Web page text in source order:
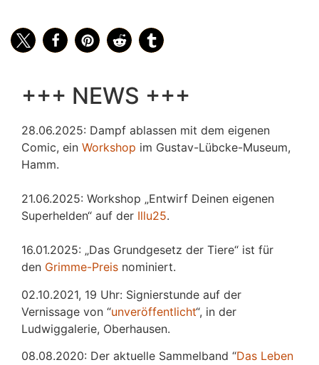
+++ NEWS +++
28.06.2025: Dampf ablassen mit dem eigenen
Comic, ein Workshop im Gustav-Lübcke-Museum,
Hamm.
21.06.2025: Workshop „Entwirf Deinen eigenen
Superhelden“ auf der Illu25.
16.01.2025: „Das Grundgesetz der Tiere“ ist für
den Grimme-Preis nominiert.
02.10.2021, 19 Uhr: Signierstunde auf der
Vernissage von “unveröffentlicht“, in der
Ludwiggalerie, Oberhausen.
08.08.2020: Der aktuelle Sammelband “Das Leben